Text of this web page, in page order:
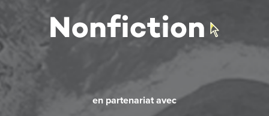
en partenariat avec